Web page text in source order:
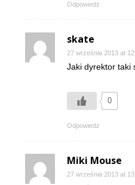
Odpowiedz
skate
27 września 2013 at
Jaki dyrektor taki
0
Odpowiedz
Miki Mouse
27 września 2013 at